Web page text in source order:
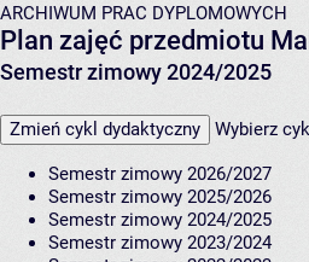
ARCHIWUM PRAC DYPLOMOWYCH
Plan zajęć przedmiotu
Semestr zimowy 2024/2025
Zmień cykl dydaktyczny Wybierz
Semestr zimowy 2026/2027
Semestr zimowy 2025/2026
Semestr zimowy 2024/2025
Semestr zimowy 2023/2024